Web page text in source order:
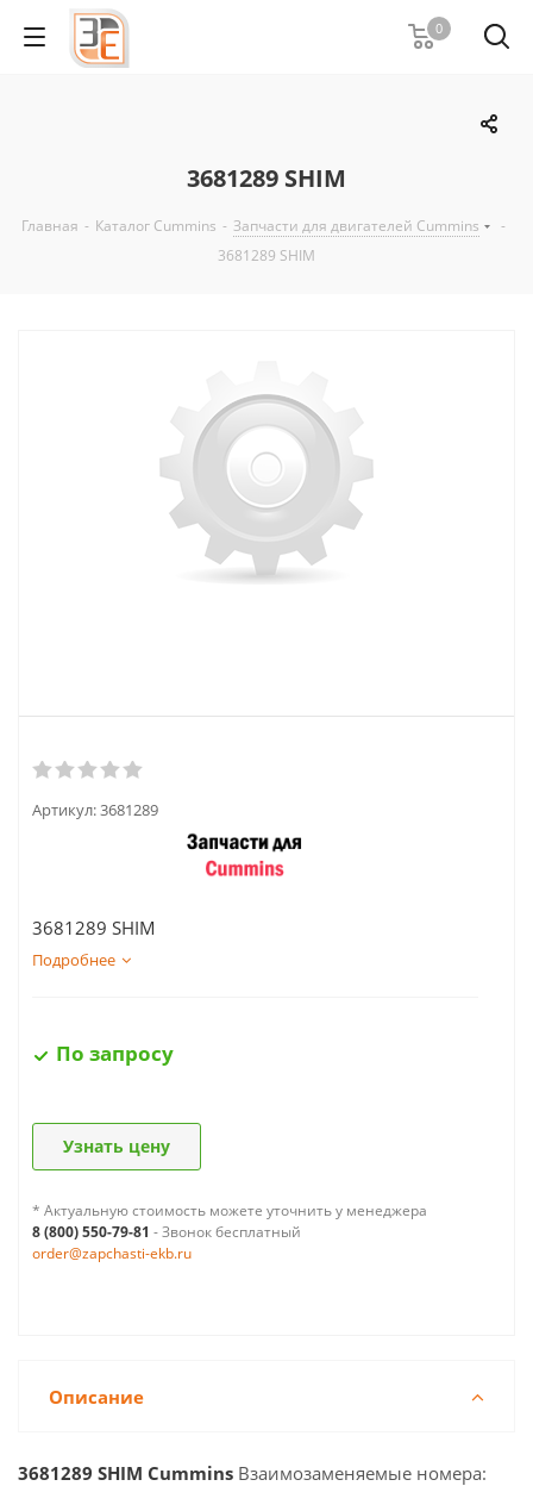
0
3681289 SHIM
Главная - Каталог Cummins - Запчасти для двигателей Cummins
-
3681289 SHIM
Артикул:3681289
3681289 SHIM
Подробнее
По запросу
Узнать цену
* Актуальную стоимость можете уточнить у менеджера
8 (800) 550-79-81 - Звонок бесплатный
order@zapchasti-ekb.ru
Описание
3681289 SHIM Cummins Взаимозаменяемые номера: